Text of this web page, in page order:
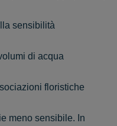
sensibilità
di acqua
floristiche
meno sensibile. In